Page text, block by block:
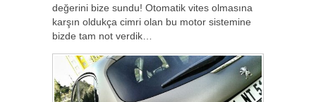
değerini bize sundu! Otomatik vites olmasına
karşın oldukça cimri olan bu motor sistemine
bizde tam not verdik…